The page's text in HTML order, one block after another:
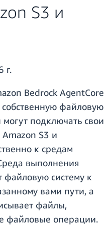
S3 и
г.
Bedrock AgentCore
файловую
могут подключать свои
S3 и
к средам
выполнения
файловую систему к
вами пути, а
файлы,
файловые операции.